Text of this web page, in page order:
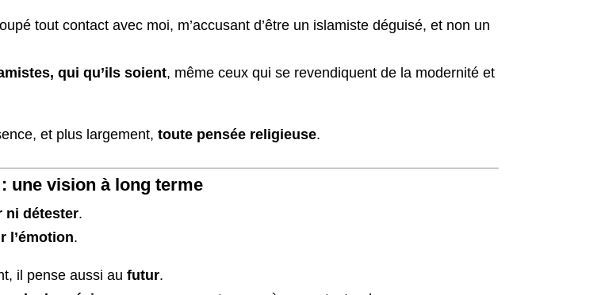
tout contact avec moi, m’accusant d’être un islamiste déguisé, et non un
qui qu’ils soient, même ceux qui se revendiquent de la modernité et
et plus largement,toute pensée religieuse.
une vision à long terme
ni détester.
l’émotion.
il pense aussi aufutur.